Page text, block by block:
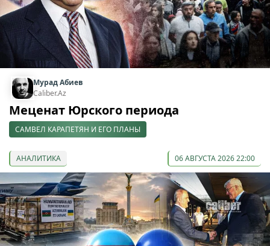
Мурад Абиев
Caliber.Az
Меценат Юрского периода
САМВЕЛ КАРАПЕТЯН И ЕГО ПЛАНЫ
АНАЛИТИКА 06 АВГУСТА 2026 22:00